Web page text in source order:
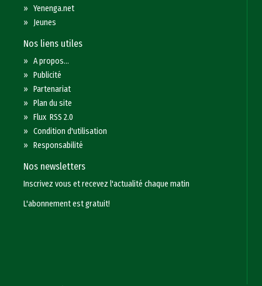
»Yenenga.net
» Jeunes
Nos liens utiles
»A propos...
»Publicité
»Partenariat
»Plan du site
»Flux RSS 2.0
»Condition d'utilisation
»Responsabilité
Nos newsletters
Inscrivez vous et recevez l'actualité chaque matin
L'abonnement est gratuit!